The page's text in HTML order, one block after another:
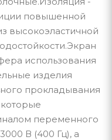
повышенной
высокоэластичной
использования
изделия
прокладывания
переменного
В (400 Гц), а